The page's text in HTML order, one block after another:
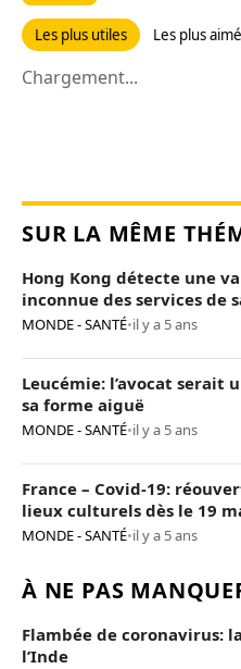
Les plus utiles Les plus
Chargement...
SUR LA MÊME
Hong Kong détecte une
inconnue des services de
MONDE - SANTÉ•il y a 5 ans
Leucémie: l’avocat serait
sa forme aiguë
MONDE - SANTÉ•il y a 5 ans
France – Covid-19:
lieux culturels dès le 19
MONDE - SANTÉ•il y a 5 ans
À NE PAS
Flambée de coronavirus:
l’Inde